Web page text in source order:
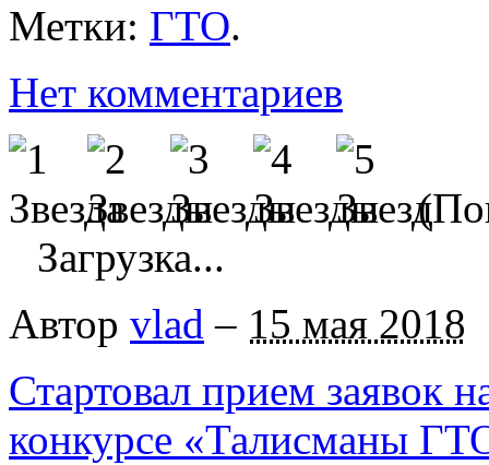
Метки: ГТО.
Нет комментариев
Загрузка...
Автор vlad – 15 мая 2018
Стартовал прием заявок
конкурсе «Талисманы